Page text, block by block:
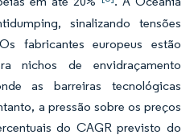
sinalizando tensões
fabricantes europeus estão
nichos de envidraçamento
as barreiras tecnológicas
a pressão sobre os preços
do CAGR previsto do